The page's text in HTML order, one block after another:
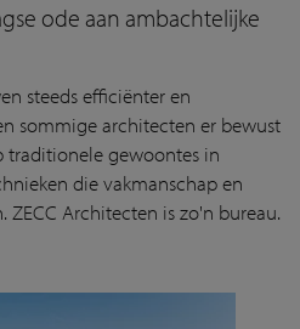
ode aan ambachtelijke
steeds efficiënter en
sommige architecten er bewust
gewoontes in
die vakmanschap en
Architecten is zo'n bureau.